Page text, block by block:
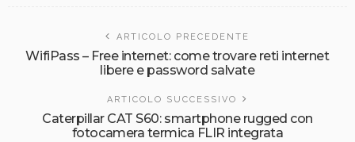
ARTICOLO PRECEDENTE
WifiPass – Free internet: come trovare reti internet
libere e password salvate
ARTICOLO SUCCESSIVO
Caterpillar CAT S60: smartphone rugged con
fotocamera termica FLIR integrata